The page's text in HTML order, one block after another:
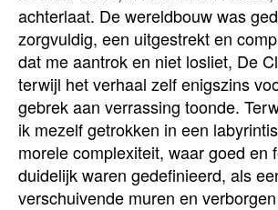
achterlaat. De wereldbouw was
zorgvuldig, een uitgestrekt en
dat me aantrok en niet losliet, De
terwijl het verhaal zelf enigszins
gebrek aan verrassing toonde.
ik mezelf getrokken in een
morele complexiteit, waar goed en
duidelijk waren gedefinieerd, als
verschuivende muren en